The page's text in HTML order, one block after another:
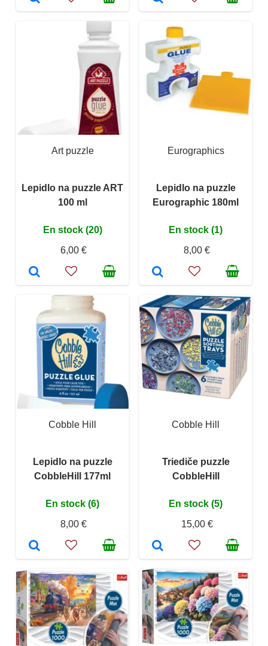
Art puzzle
Lepidlo na puzzle ART
100 ml
En stock (20)
6,00 €
Eurographics
Lepidlo na puzzle
Eurographic 180ml
En stock (1)
8,00 €
Cobble Hill
Lepidlo na puzzle
CobbleHill 177ml
En stock (6)
8,00 €
Cobble Hill
Triediče puzzle
CobbleHill
En stock (5)
15,00 €